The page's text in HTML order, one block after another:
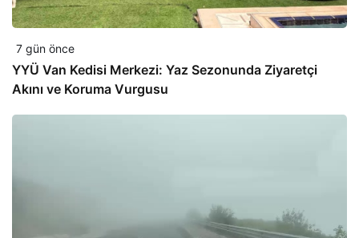
7 gün önce
YYÜ Van Kedisi Merkezi: Yaz Sezonunda Ziyaretçi
Akını ve Koruma Vurgusu